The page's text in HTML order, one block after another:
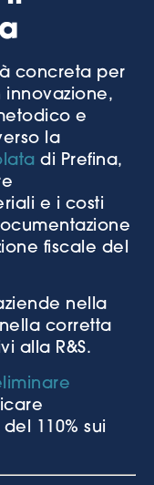
concreta per
innovazione,
e
la
di Prefina,
e i costi
fiscale del
nella
corretta
alla R&S.
110% sui